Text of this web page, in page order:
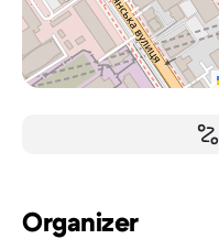
Organizer